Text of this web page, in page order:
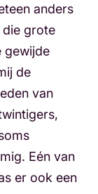
anders
die grote
gewijde
de
van
Eén van
er ook een